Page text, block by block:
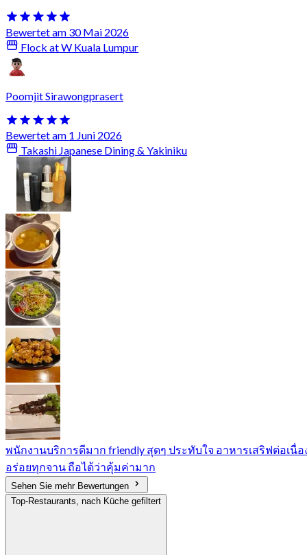
Bewertet am 30 Mai 2026
Flock at W Kuala Lumpur
Poomjit Sirawongprasert
Bewertet am 1 Juni 2026
Takashi Japanese Dining & Yakiniku
พนักงานบริการดีมาก friendly สุดๆ ประทับใจ อาหารเสริฟต่อเนื่อ
อร่อยทุกจาน ถือได้ว่าคุ้มค่ามาก
Sehen Sie mehr Bewertungen
Top-Restaurants, nach Küche gefiltert